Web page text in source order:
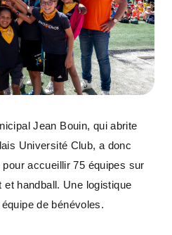
Jean Bouin, qui abrite
Université Club, a donc
accueillir 75 équipes sur
handball. Une logistique
de bénévoles.